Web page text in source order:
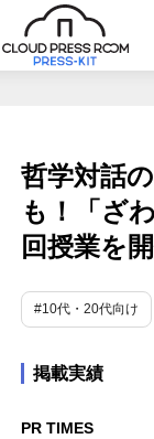
哲学対話
も！「ざ
回授業を
#10代・20代向け
掲載実績
PR TIMES